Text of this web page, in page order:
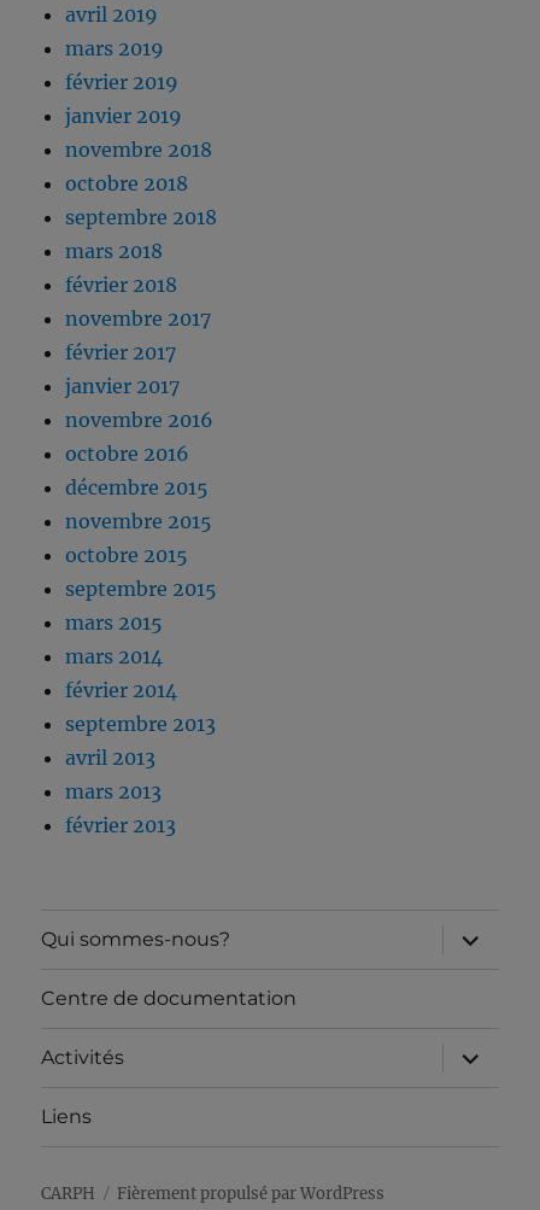
avril 2019
mars 2019
février 2019
janvier 2019
novembre 2018
octobre 2018
septembre 2018
mars 2018
février 2018
novembre 2017
février 2017
janvier 2017
novembre 2016
octobre 2016
décembre 2015
novembre 2015
octobre 2015
septembre 2015
mars 2015
mars 2014
février 2014
septembre 2013
avril 2013
mars 2013
février 2013
Qui sommes-nous?
ouvrir
Centre de documentation
Activités
ouvrir
Liens
CARPH Fièrement propulsé par WordPress